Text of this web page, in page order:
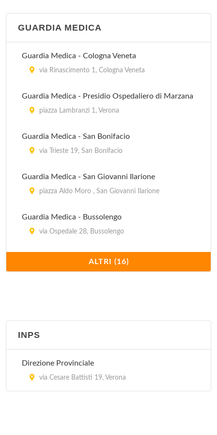
GUARDIA MEDICA
Guardia Medica - Cologna Veneta
via Rinascimento 1, Cologna Veneta
Guardia Medica - Presidio Ospedaliero di Marzana
piazza Lambranzi 1, Verona
Guardia Medica - San Bonifacio
via Trieste 19, San Bonifacio
Guardia Medica - San Giovanni Ilarione
piazza Aldo Moro , San Giovanni Ilarione
Guardia Medica - Bussolengo
via Ospedale 28, Bussolengo
Guardia Medica - Caprino Veronese
via Cappuccini 2, Caprino Veronese
Guardia Medica - Malcesine
Guardia Medica - Pastrengo
via Ospedale 28, Pastrengo
ALTRI (16)
INPS
Direzione Provinciale
via Cesare Battisti 19, Verona